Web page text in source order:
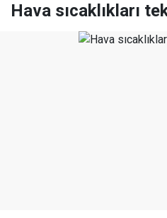
Hava sıcaklıkları